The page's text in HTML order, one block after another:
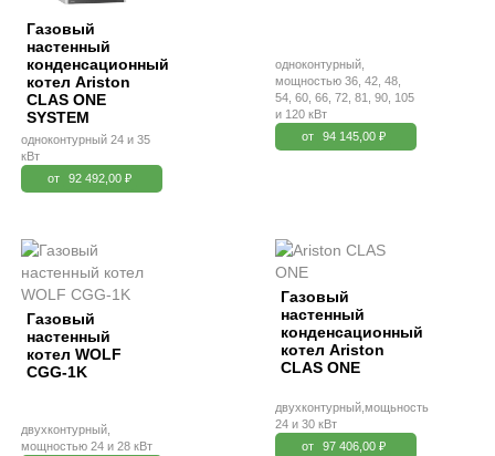
Газовый
настенный
конденсационный
котел Ariston
CLAS ONE
SYSTEM
одноконтурный 24 и 35
кВт
от
92 492,00 ₽
одноконтурный,
мощностью 36, 42, 48,
54, 60, 66, 72, 81, 90, 105
и 120 кВт
от
94 145,00 ₽
Газовый
настенный
котел WOLF
CGG-1K
двухконтурный,
мощностью 24 и 28 кВт
Газовый
настенный
конденсационный
котел Ariston
CLAS ONE
двухконтурный,мощьность
24 и 30 кВт
от
97 406,00 ₽